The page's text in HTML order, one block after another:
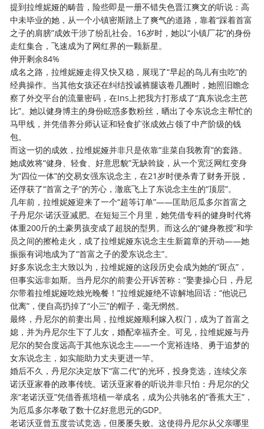
提到拉维妮娅的畴昔，险些即是一册不错失色晋江爽文的听说：高
中未毕业的她，从一个小镇密斯踏上了爽气的道路，靠着“踩着首富
之子的肩膀”成效干涉了纷乱社会。16岁时，她以“小镇厂花”的身份
走红集合，飞速成为了网红界的一颗新星。
伸开剩余84%
成名之路，拉维妮娅走得又快又稳，展现了“早起的鸟儿有虫吃”的
经典操作。当其他女孩还在纠结投诚裤腿该卷几圈时，她照旧瞻念
察了外交平台的流量密码，在Ins上把我方打形成了“真东说念主芭
比”。她以健身博主的身份眩惑多数粉丝，晒出了令东说念主帮忙的
马甲线，并凭借养分师认证和轻食扩张成效占领了中产阶级的钱
包。
而这一切的成效，拉维妮娅并非只是依靠“韭菜自我教育”的套路。
她成效将“健身、轻食、好意思貌”无缺斡旋，从一个宽泛网红变身
为“四位一体”的交易女强东说念主，在21岁时便杀青了财务开脱，
还俘获了“首富之子”的芳心，澈底飞上了东说念主生的“顶层”。
几年前，拉维妮娅迎来了一个“超等订单”——匡助厄瓜多尔首富之
子丹尼尔·诺沃亚减肥。在短短三个月里，她凭借专科的健身时代将
体重200斤的土豪男孩变成了超脱的型男。而这么的“健身教授”和学
员之间的擦枪走火，成了拉维妮娅东说念主生新篇章的开动——她
振振有词地成为了“首富之子的爱东说念主”。
好多东说念主大致以为，拉维妮娅的这段历史会成为她的“斑点”，
但事实远非如斯。当丹尼尔的前妻公开诉苦称：“娶妻操心日，丹尼
尔带着拉维妮娅吃烛光晚餐！”拉维妮娅绝不谅解地回话：“他说已
仳离”，便自高扔掉了“小三”的帽子，毫无惘然。
最终，丹尼尔的前妻出局，拉维妮娅顺利嫁入权门，成为了首富之
媳，并为丹尼尔生下了儿女，婚配幸福齐全。可见，拉维妮娅与丹
尼尔的契合度远高于其他东说念主——一个宽裕连络、勇于追梦的
女东说念主，如实能助力丈夫更进一竿。
婚后不久，丹尼尔决定放下“富二代”的光环，投身竞选，连续父亲
诺沃亚家眷的政事传统。诺沃亚家眷的听说并非只怕：丹尼尔的父
亲“老诺沃亚”凭借香蕉培植一举成名，成为公共驰名的“香蕉大王”，
为厄瓜多尔孝敬了数十亿好意思元的GDP。
老诺沃亚曾五度尝试竞选，但屡屡失败。这使得丹尼尔从父亲哪里